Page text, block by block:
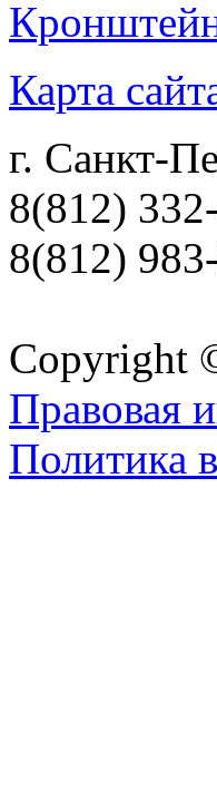
Карта
г. Санкт-
8(812)
8(812)
Copyright
Правовая
Политика